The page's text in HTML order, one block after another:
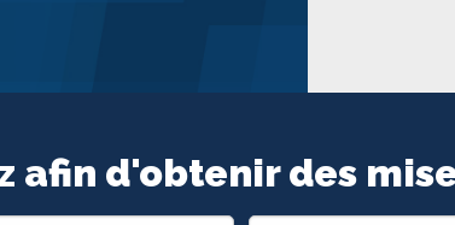
BOUTIQUE
afin d'obtenir des